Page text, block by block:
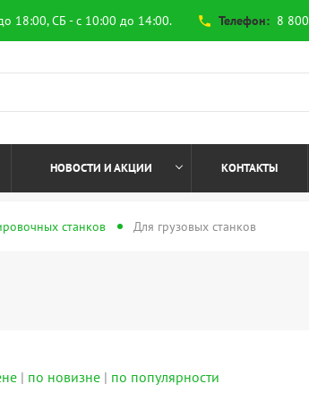
18:00, СБ - с 10:00 до 14:00. phone Телефон: 8
НОВОСТИ И АКЦИИ КОНТАКТЫ
станков Для грузовых станков
| по новизне | по популярности